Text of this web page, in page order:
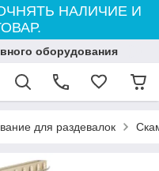
НАЛИЧИЕ И
оборудования
для раздевалок